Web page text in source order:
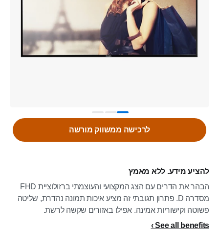
להציע מידע. ללא מאמץ
הבהר את הדרים עם הצג המקצועי והעוצמתי ברזולוציית FHD
מסדרה D. פתרון תגובתי זה מציע איכות תמונה נהדרת, שליטה
פשוטה וקישוריות אמינה. אפילו באזורים שקשה לרשת.
See all benefits
לרכישה ממשווק מורשה